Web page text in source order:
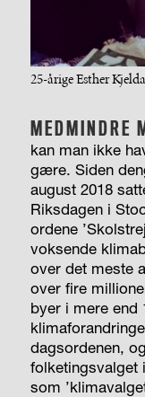
25-årige Esther
MEDMINDRE
kan man ikke
gære. Siden
august 2018
Riksdagen i
ordene
voksende
over det meste
over fire
byer i mere end
dagsordenen,
folketingsvalget
som